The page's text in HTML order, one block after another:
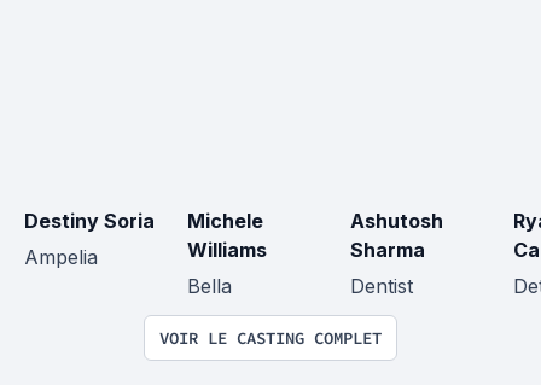
Destiny Soria
Ampelia
Michele
Williams
Bella
Ashutosh
Sharma
Dentist
VOIR LE CASTING COMPLET